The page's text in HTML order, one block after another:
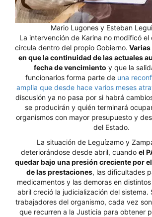
Mario Lugones y Esteban
La intervención de Karina no modificó
circula dentro del propio Gobierno.
en que la continuidad de las actuales
fecha de vencimiento y que la
funcionarios forma parte de una
amplia que desde hace varios meses
discusión ya no pasa por si habrá
se producirán y quién terminará
organismos con mayor presupuesto y
del Estado.
La situación de Leguízamo y
deteriorándose desde abril, cuando el
quedar bajo una presión creciente por
de las prestaciones, las dificultades
medicamentos y las demoras en
abril creció la judicialización del sistema.
trabajadores del organismo, cada vez
que recurren a la Justicia para obtener